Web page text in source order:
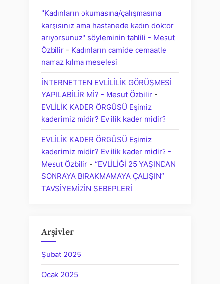
"Kadınların okumasına/çalışmasına
karşısınız ama hastanede kadın doktor
arıyorsunuz" söyleminin tahlili - Mesut
Özbilir - Kadınların camide cemaatle
namaz kılma meselesi
İNTERNETTEN EVLİLİLİK GÖRÜŞMESİ
YAPILABİLİR Mİ? - Mesut Özbilir -
EVLİLİK KADER ÖRGÜSÜ Eşimiz
kaderimiz midir? Evlilik kader midir?
EVLİLİK KADER ÖRGÜSÜ Eşimiz
kaderimiz midir? Evlilik kader midir? -
Mesut Özbilir - “EVLİLİĞİ 25 YAŞINDAN
SONRAYA BIRAKMAMAYA ÇALIŞIN”
TAVSİYEMİZİN SEBEPLERİ
Arşivler
Şubat 2025
Ocak 2025